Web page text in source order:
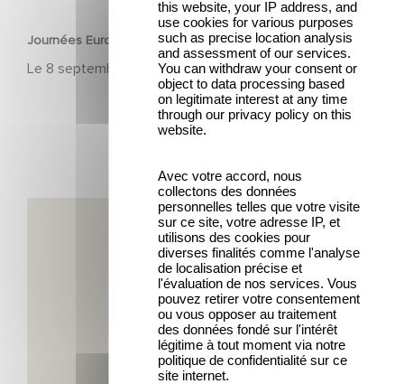
Journées Européennes du Patrimoine 2025
Le 8 septembre 2025
130 ans d’innovation, et l’histoire continue
this website, your IP address, and
use cookies for various purposes
such as precise location analysis
and assessment of our services.
You can withdraw your consent or
object to data processing based
on legitimate interest at any time
through our privacy policy on this
website.
Avec votre accord, nous
collectons des données
personnelles telles que votre visite
sur ce site, votre adresse IP, et
utilisons des cookies pour
diverses finalités comme l'analyse
de localisation précise et
l'évaluation de nos services. Vous
pouvez retirer votre consentement
ou vous opposer au traitement
des données fondé sur l'intérêt
légitime à tout moment via notre
politique de confidentialité sur ce
site internet.